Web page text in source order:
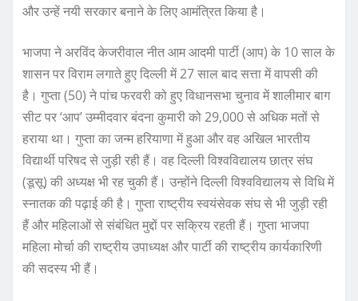
और उन्हें नयी सरकार बनाने के लिए आमंत्रित किया है।
भाजपा ने अरविंद केजरीवाल नीत आम आदमी पार्टी (आप) के 10 साल के
शासन पर विराम लगाते हुए दिल्ली में 27 साल बाद सत्ता में वापसी की
है। गुप्ता (50) ने पांच फरवरी को हुए विधानसभा चुनाव में शालीमार बाग
सीट पर ‘आप’ उम्मीदवार बंदना कुमारी को 29,000 से अधिक मतों से
हराया था। गुप्ता का जन्म हरियाणा में हुआ और वह अखिल भारतीय
विद्यार्थी परिषद से जुड़ी रही हैं। वह दिल्ली विश्वविद्यालय छात्र संघ
(डूसू) की अध्यक्ष भी रह चुकी हैं। उन्होंने दिल्ली विश्वविद्यालय से विधि में
स्नातक की पढ़ाई की है। गुप्ता राष्ट्रीय स्वयंसेवक संघ से भी जुड़ी रही
हैं और महिलाओं से संबंधित मुद्दों पर सक्रिय रहती हैं। गुप्ता भाजपा
महिला मोर्चा की राष्ट्रीय उपाध्यक्ष और पार्टी की राष्ट्रीय कार्यकारिणी
की सदस्य भी हैं।